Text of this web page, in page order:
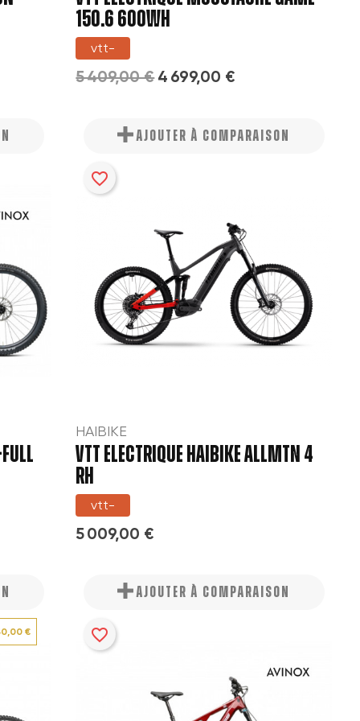
×
×
×
150.6 600WH
vtt-
5 409,00 €4 699,00 €
AJOUTER À COMPARAISON
HAIBIKE
VTT ELECTRIQUE HAIBIKE ALLMTN 4
RH
vtt-
5 009,00 €
favorite_border
AJOUTER À COMPARAISON
€ favorite_border